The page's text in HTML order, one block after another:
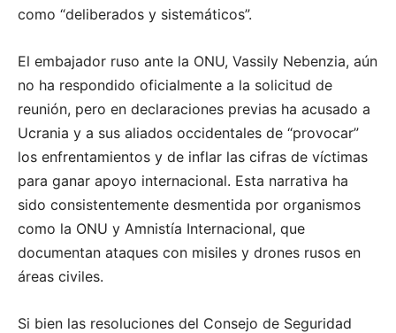
como “deliberados y sistemáticos”.
El embajador ruso ante la ONU, Vassily Nebenzia, aún
no ha respondido oficialmente a la solicitud de
reunión, pero en declaraciones previas ha acusado a
Ucrania y a sus aliados occidentales de “provocar”
los enfrentamientos y de inflar las cifras de víctimas
para ganar apoyo internacional. Esta narrativa ha
sido consistentemente desmentida por organismos
como la ONU y Amnistía Internacional, que
documentan ataques con misiles y drones rusos en
áreas civiles.
Si bien las resoluciones del Consejo de Seguridad